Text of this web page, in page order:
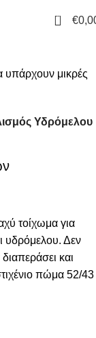
0 €
Υδρόμελου
τοίχωμα για
υδρόμελου. Δεν
και
πώμα 52/43